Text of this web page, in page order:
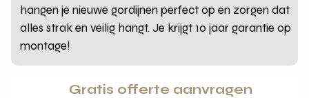
hangen je nieuwe gordijnen perfect op en zorgen dat
alles strak en veilig hangt. Je krijgt 10 jaar garantie op
montage!
Gratis offerte aanvragen